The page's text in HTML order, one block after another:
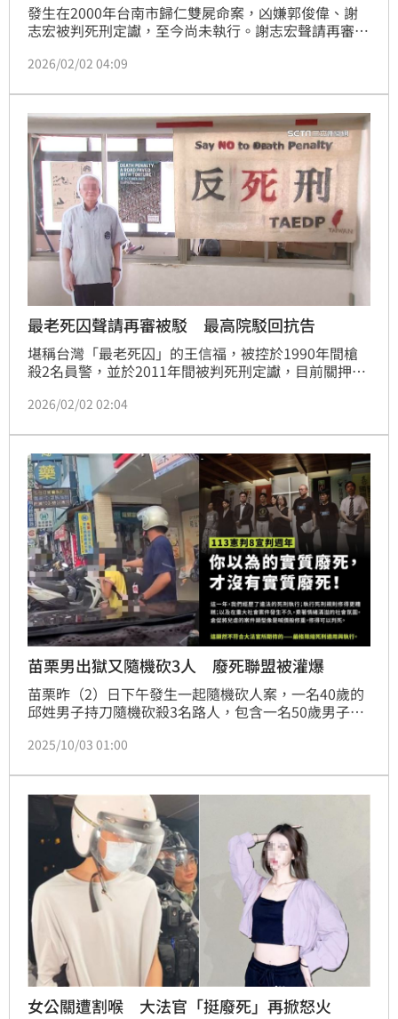
發生在2000年台南市歸仁雙屍命案，凶嫌郭俊偉、謝
志宏被判死刑定讞，至今尚未執行。謝志宏聲請再審獲
依憲法法庭113年憲判字第8號意旨，向最高法院提起
2026/02/02 04:09
最老死囚聲請再審被駁 最高院駁回抗告
堪稱台灣「最老死囚」的王信福，被控於1990年間槍
殺2名員警，並於2011年間被判死刑定讞，目前關押在
台南高分院駁回。王信福提起抗告，最高法院2日駁回
2026/02/02 02:04
苗栗男出獄又隨機砍3人 廢死聯盟被灌爆
苗栗昨（2）日下午發生一起隨機砍人案，一名40歲的
邱姓男子持刀隨機砍殺3名路人，包含一名50歲男子、
了解，兇嫌10年前也曾經因為吸毒，在超商拿剪刀刺殺
犯，這起事件也讓「死刑」再度成為話題，「台灣廢除
死刑推動聯盟」的粉專則再度被灌爆。
2025/10/03 01:00
女公關遭割喉 大法官「挺廢死」再掀怒火